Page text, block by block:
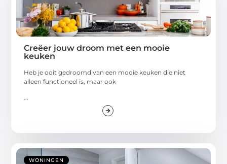
Creëer jouw droom met een mooie
keuken
Heb je ooit gedroomd van een mooie keuken die niet
alleen functioneel is, maar ook
...
WONINGEN